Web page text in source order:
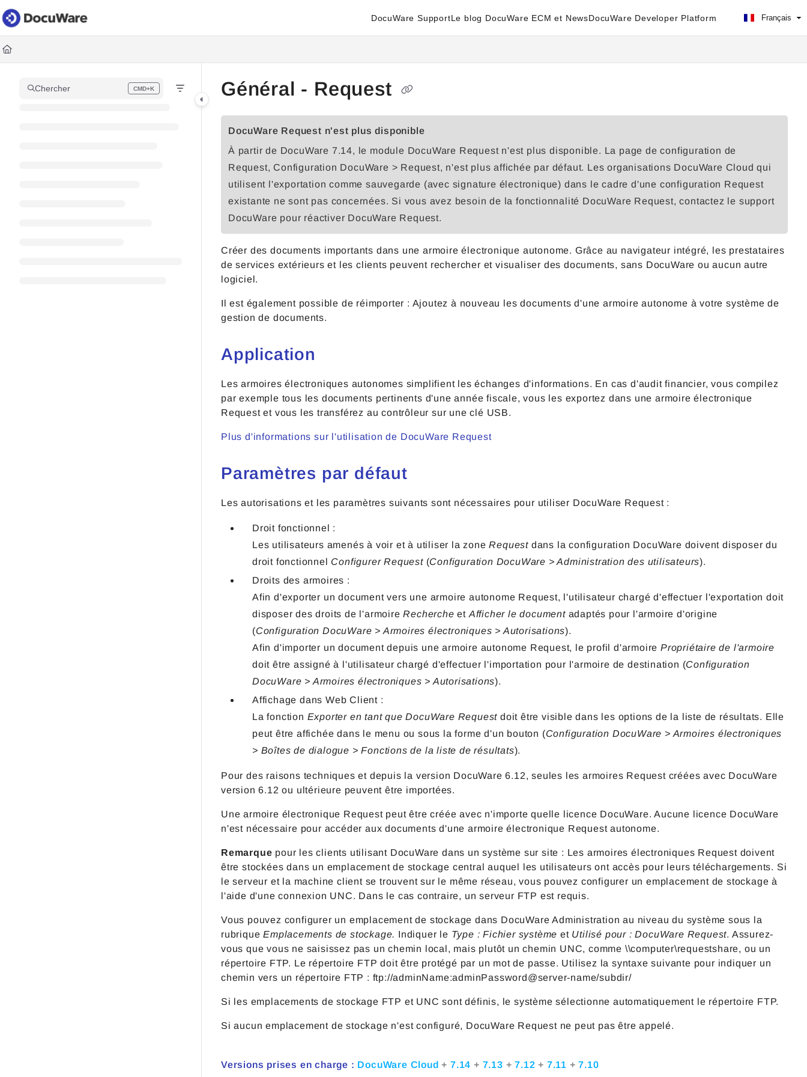
Documentation Index
Fetch the complete documentation index at:
Use this file to discover all available pages before exploring further.
DocuWare SupportLe blog DocuWare ECM et NewsDocuWare Developer Platform Français
Chercher CMD+K
Press CMD+K to open search Général - Request
DocuWare Request n'est plus disponible
À partir de DocuWare 7.14, le module DocuWare Request n'est plus disponible. La page de configuration de
Request, Configuration DocuWare > Request, n'est plus affichée par défaut. Les organisations DocuWare Cloud qui
utilisent l'exportation comme sauvegarde (avec signature électronique) dans le cadre d'une configuration Request
existante ne sont pas concernées. Si vous avez besoin de la fonctionnalité DocuWare Request, contactez le support
DocuWare pour réactiver DocuWare Request.
Créer des documents importants dans une armoire électronique autonome. Grâce au navigateur intégré, les prestataires
de services extérieurs et les clients peuvent rechercher et visualiser des documents, sans DocuWare ou aucun autre
logiciel.
Il est également possible de réimporter : Ajoutez à nouveau les documents d'une armoire autonome à votre système de
gestion de documents.
Application
Les armoires électroniques autonomes simplifient les échanges d'informations. En cas d'audit financier, vous compilez
par exemple tous les documents pertinents d'une année fiscale, vous les exportez dans une armoire électronique
Request et vous les transférez au contrôleur sur une clé USB.
Plus d'informations sur l'utilisation de DocuWare Request
Paramètres par défaut
Les autorisations et les paramètres suivants sont nécessaires pour utiliser DocuWare Request :
Droit fonctionnel :
Les utilisateurs amenés à voir et à utiliser la zoneRequest dans la configuration DocuWare doivent disposer du
droit fonctionnel Configurer Request (Configuration DocuWare > Administration des utilisateurs).
Droits des armoires :
Afin d'exporter un document vers une armoire autonome Request, l'utilisateur chargé d'effectuer l'exportation doit
disposer des droits de l'armoireRechercheet Afficher le documentadaptés pour l'armoire d'origine
(Configuration DocuWare > Armoires électroniques > Autorisations).
Afin d'importer un document depuis une armoire autonome Request, le profil d'armoire Propriétaire de l'armoire
doit être assigné à l'utilisateur chargé d'effectuer l'importation pour l'armoire de destination (Configuration
DocuWare > Armoires électroniques > Autorisations).
Affichage dans Web Client :
La fonction Exporter en tant que DocuWare Request doit être visible dans les options de la liste de résultats. Elle
peut être affichée dans le menu ou sous la forme d'un bouton (Configuration DocuWare > Armoires électroniques
> Boîtes de dialogue > Fonctions de la liste de résultats).
Pour des raisons techniques et depuis la version DocuWare 6.12, seules les armoires Request créées avec DocuWare
version 6.12 ou ultérieure peuvent être importées.
Une armoire électronique Request peut être créée avec n'importe quelle licence DocuWare. Aucune licence DocuWare
n'est nécessaire pour accéder aux documents d'une armoire électronique Request autonome.
Remarque pour les clients utilisant DocuWare dans un système sur site : Les armoires électroniques Request doivent
être stockées dans un emplacement de stockage central auquel les utilisateurs ont accès pour leurs téléchargements. Si
le serveur et la machine client se trouvent sur le même réseau, vous pouvez configurer un emplacement de stockage à
l'aide d'une connexion UNC. Dans le cas contraire, un serveur FTP est requis.
Vous pouvez configurer un emplacement de stockage dans DocuWare Administration au niveau du système sous la
rubriqueEmplacements de stockage. Indiquer le Type : Fichier système et Utilisé pour : DocuWare Request. Assurez-
vous que vous ne saisissez pas un chemin local, mais plutôt un chemin UNC, comme \\computer\requestshare, ou un
répertoire FTP. Le répertoire FTP doit être protégé par un mot de passe. Utilisez la syntaxe suivante pour indiquer un
chemin vers un répertoire FTP : ftp://adminName:adminPassword@server-name/subdir/
Si les emplacements de stockage FTP et UNC sont définis, le système sélectionne automatiquement le répertoire FTP.
Si aucun emplacement de stockage n'est configuré, DocuWare Request ne peut pas être appelé.
Versions prises en charge : DocuWare Cloud+7.14+ 7.13 +7.12+ 7.11 +7.10